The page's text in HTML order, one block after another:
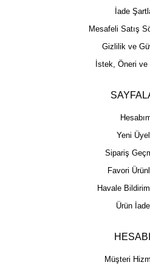
İade
Mesafeli Satış
Gizlilik ve
İstek, Öneri
Yeni
Sipariş
Favori
Havale
Ürün
Müşteri